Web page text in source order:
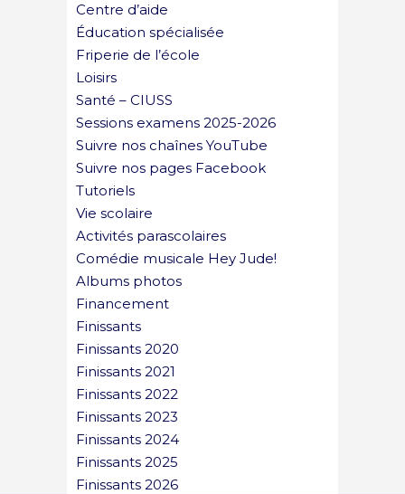
Centre d’aide
Éducation spécialisée
Friperie de l’école
Loisirs
Santé – CIUSS
Sessions examens 2025-2026
Suivre nos chaînes YouTube
Suivre nos pages Facebook
Tutoriels
Vie scolaire
Activités parascolaires
Comédie musicale Hey Jude!
Albums photos
Financement
Finissants
Finissants 2020
Finissants 2021
Finissants 2022
Finissants 2023
Finissants 2024
Finissants 2025
Finissants 2026